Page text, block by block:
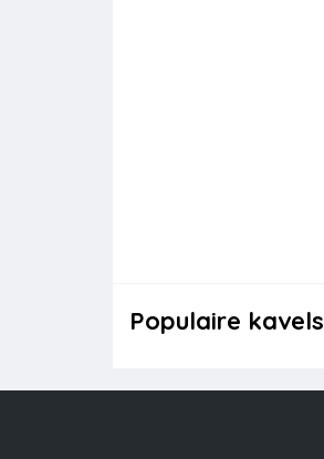
Populaire kavels